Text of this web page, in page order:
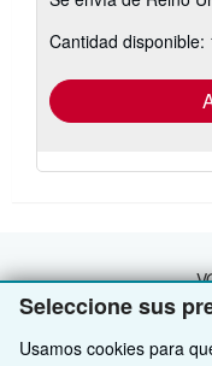
Seleccione sus
Usamos cookies para
Cantidad disponible:
Compre con nosotros